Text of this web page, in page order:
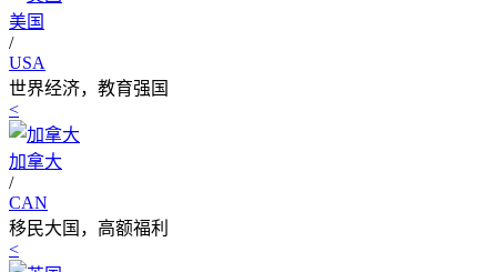
美国
/
USA
世界经济，教育强国
<
加拿大
/
CAN
移民大国，高额福利
<